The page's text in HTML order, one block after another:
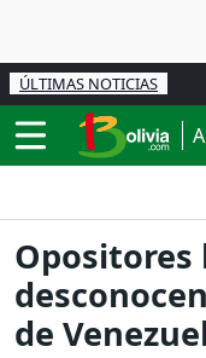
ÚLTIMAS NOTICIAS
Opositores
de